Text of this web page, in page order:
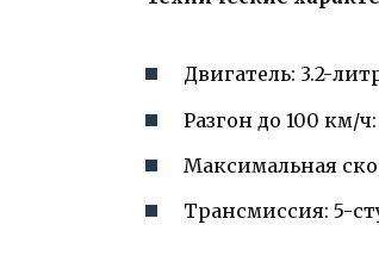
Двигатель: 3.2-
Разгон до 100 км/
Максимальная
Трансмиссия: 5-